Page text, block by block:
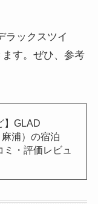
ラックスツイ
す。ぜひ、参考
】GLAD
浦）の宿泊
・評価レビュ